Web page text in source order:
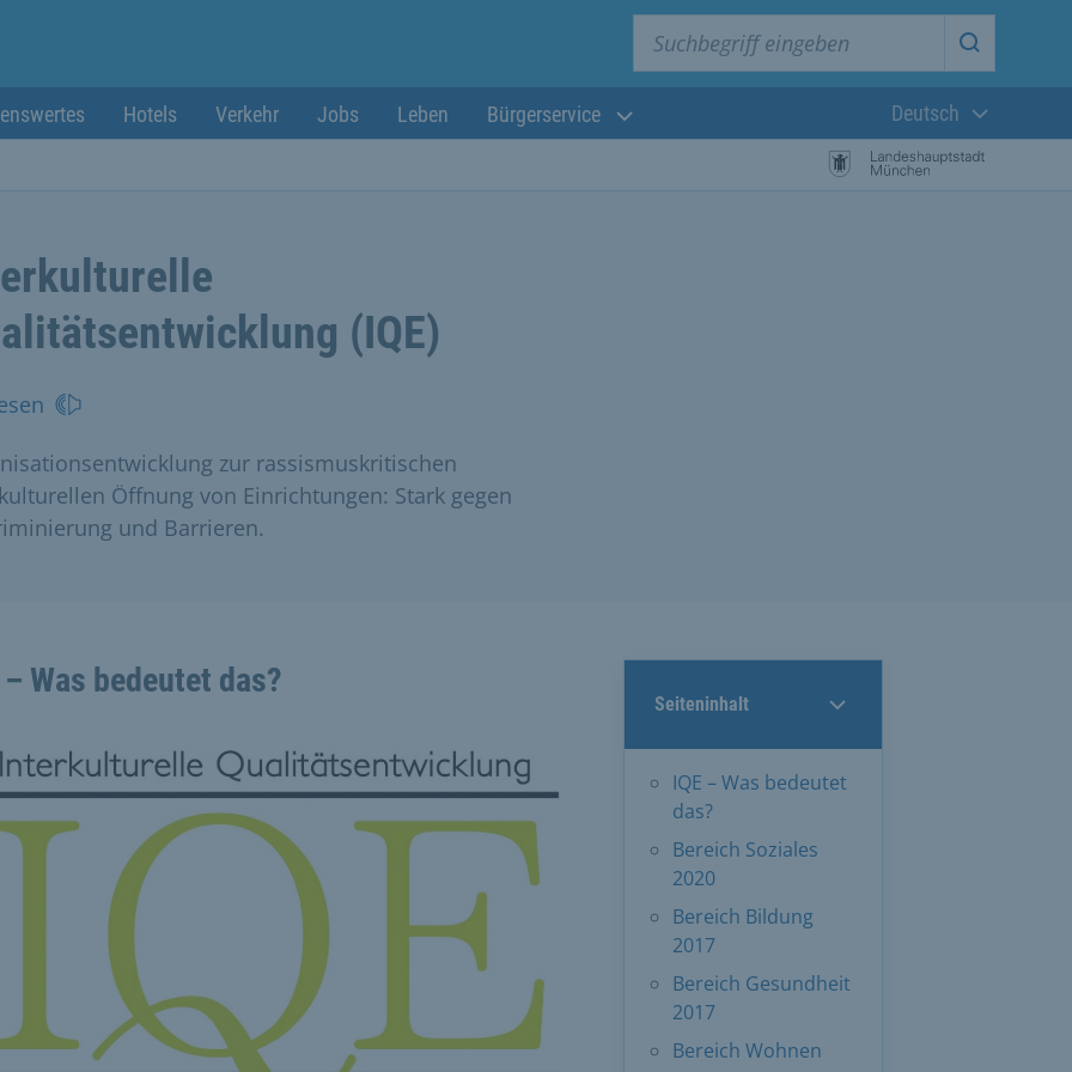
Suche
Hotels Verkehr Jobs Leben Bürgerservice
Aktuelle
Deutsch
(IQE)
zur rassismuskritischen
Öffnung von Einrichtungen: Stark gegen
und Barrieren.
Seiteninhalt
IQE – Was bedeutet
das?
Bereich Soziales
2020
Bereich Bildung
2017
Bereich Gesundheit
2017
Bereich Wohnen
– Was bedeutet das?